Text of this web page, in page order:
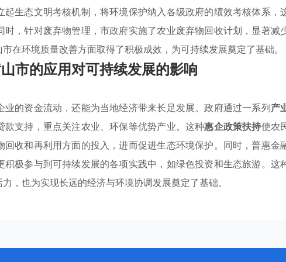
生态文明考核机制，将环境保护纳入各级政府的绩效考核体系，
，针对废弃物管理，市政府实施了农业废弃物回收计划，显著减
在环境质量改善方面取得了积极成效，为可持续发展奠定了基础。
市的应用对可持续发展的影响
的资金流动，还能为当地经济带来长足发展。政府通过一系列产
支持，重点关注农业、环保等优势产业。这种惠企政策扶持使农
收和再利用方面的投入，进而促进生态环境保护。同时，普惠金
极参与到可持续发展的各项实践中，如绿色投资和生态旅游。这
，也为实现长远的经济与环境协调发展奠定了基础。